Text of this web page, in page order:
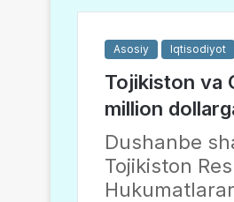
Asosiy Iqtisodiyot
Tojikiston va
million
Dushanbe
Tojikiston